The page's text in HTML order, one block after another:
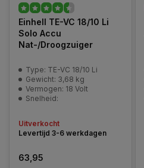
Einhell TE-VC 18/10 Li
Solo Accu
Nat-/Droogzuiger
Type: TE-VC 18/10 Li
Gewicht: 3,68 kg
Vermogen: 18 Volt
Snelheid:
Uitverkocht
Levertijd 3-6 werkdagen
63,95